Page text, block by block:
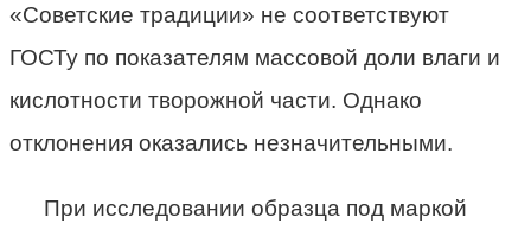
«Советские традиции» не соответствуют
ГОСТу по показателям массовой доли влаги и
кислотности творожной части. Однако
отклонения оказались незначительными.
При исследовании образца под маркой